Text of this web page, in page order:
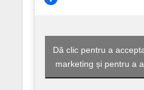
Dă clic pentru a
marketing și pentru a